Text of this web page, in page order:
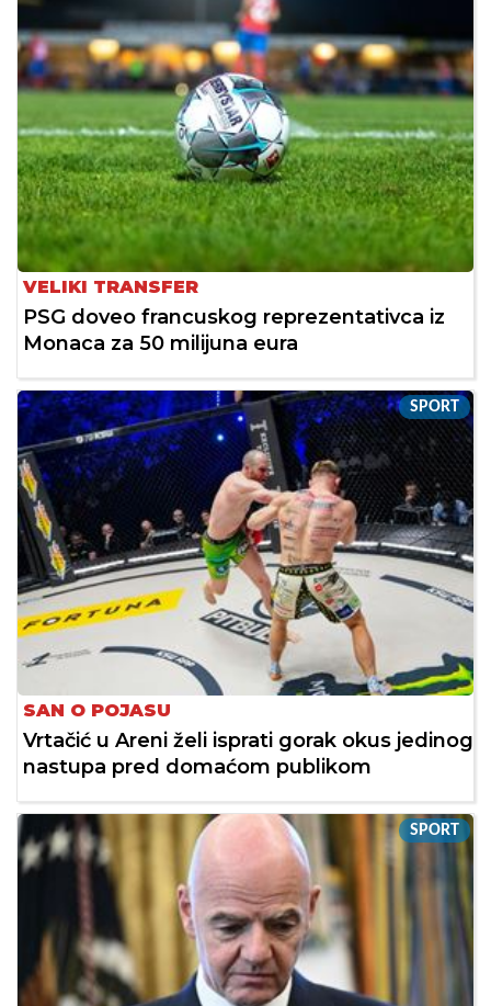
VELIKI TRANSFER
PSG doveo francuskog reprezentativca iz
Monaca za 50 milijuna eura
SPORT
SAN O POJASU
Vrtačić u Areni želi isprati gorak okus jedinog
nastupa pred domaćom publikom
SPORT